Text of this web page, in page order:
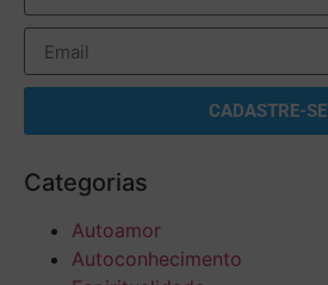
CADASTRE-SE
Categorias
Autoamor
Autoconhecimento